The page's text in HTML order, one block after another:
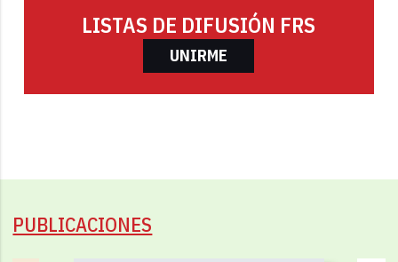
LISTAS DE DIFUSIÓN FRS
UNIRME
PUBLICACIONES